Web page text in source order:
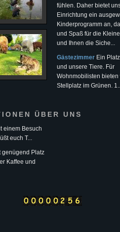
fühlen. Daher bietet
Einrichtung ein
Kinderprogramm an,
und Spaß für die
und Ihnen die Siche...
Gästezimmer Ein
und unsere Tiere. Für
Wohnmobilisten bieten
Stellplatz im Grünen.
ÜBER UNS
einem Besuch
euch T...
genügend Platz
Kaffee und